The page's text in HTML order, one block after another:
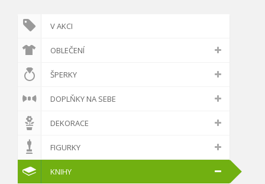
O webu V AKCI
OBLEČENÍ
ŠPERKY
DOPLŇKY NA SEBE
DEKORACE
FIGURKY
KNIHY